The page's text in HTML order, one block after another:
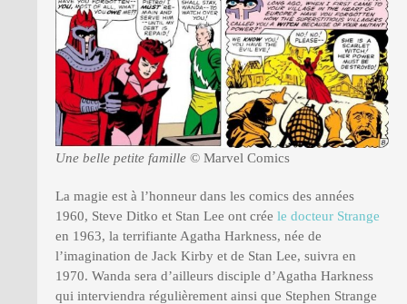
Une belle petite famille © Marvel Comics
La magie est à l’honneur dans les comics des années
1960, Steve Ditko et Stan Lee ont crée le docteur Strange
en 1963, la terrifiante Agatha Harkness, née de
l’imagination de Jack Kirby et de Stan Lee, suivra en
1970. Wanda sera d’ailleurs disciple d’Agatha Harkness
qui interviendra régulièrement ainsi que Stephen Strange